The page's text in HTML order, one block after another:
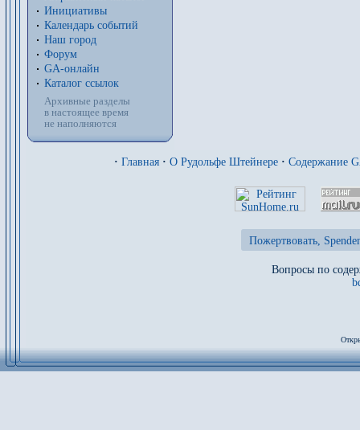
Инициативы
Календарь событий
Наш город
Форум
GA-онлайн
Каталог ссылок
Архивные разделы
в настоящее время
не наполняются
· Главная · О Рудольфе Штейнере · Содержание
Пожертвовать,
Вопросы по